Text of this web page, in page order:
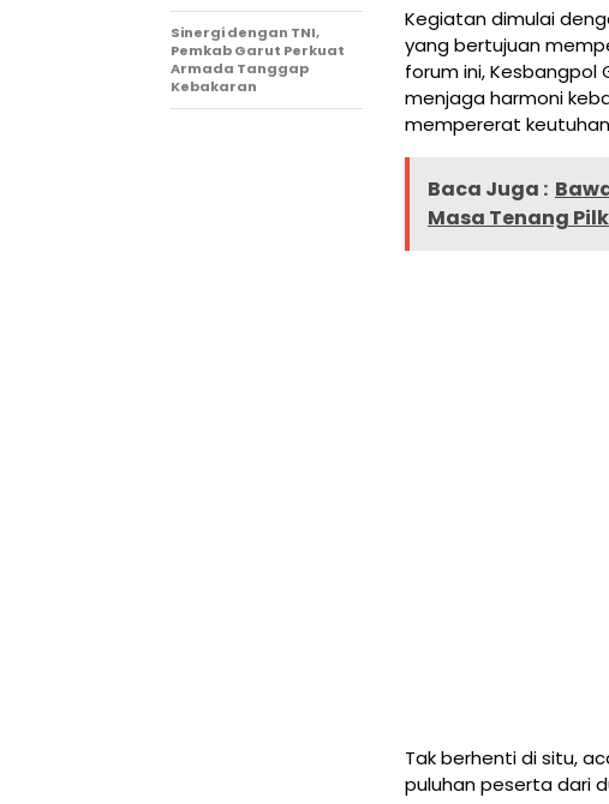
Kegiatan dimulai
yang bertujuan
forum ini, Kesbangpol
menjaga harmoni
mempererat keutuhan
Baca Juga :
Masa Tenang
Tak berhenti di situ,
puluhan peserta dari
Sinergi dengan TNI,
Pemkab Garut Perkuat
Armada Tanggap
Kebakaran